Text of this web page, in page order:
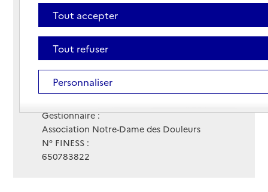
35 rue de Nansouty
Voir itinéraire
Téléphone :
05 62 95 21 54
Contact
Contact
Gestionnaire :
Association Notre-Dame des Douleurs
N° FINESS :
650783822
Tout accepter
Tout refuser
Personnaliser